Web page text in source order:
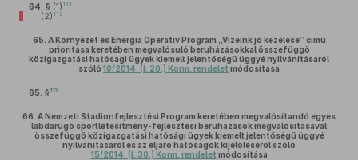
64. § (1) 111
(2) 112
65. A Környezet és Energia Operatív Program „Vizeink jó kezelése” című
prioritása keretében megvalósuló beruházásokkal összefüggő
közigazgatási hatósági ügyek kiemelt jelentőségű üggyé nyilvánításáról
szóló 10/2014. (I. 20.) Korm. rendelet módosítása
65. § 113
66. A Nemzeti Stadionfejlesztési Program keretében megvalósítandó egyes
labdarúgó sportlétesítmény-fejlesztési beruházások megvalósításával
összefüggő közigazgatási hatósági ügyek kiemelt jelentőségű üggyé
nyilvánításáról és az eljáró hatóságok kijelöléséről szóló
15/2014. (I. 30.) Korm. rendelet módosítása